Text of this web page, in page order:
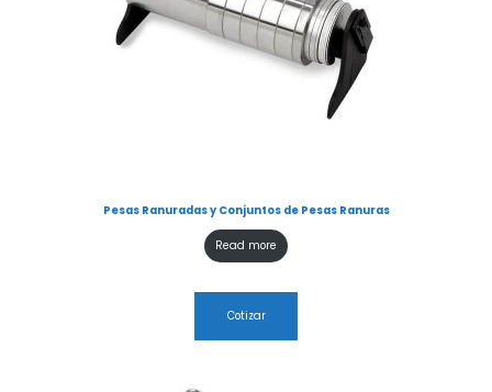
Pesas Ranuradas y Conjuntos de Pesas Ranuras
Read more
Cotizar